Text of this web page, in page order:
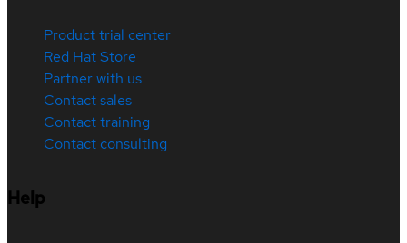
Product trial center
Red Hat Store
Partner with us
Contact sales
Contact training
Contact consulting
Help